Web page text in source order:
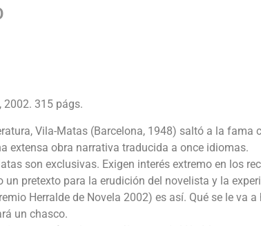
2002. 315 págs.
Vila-Matas (Barcelona, 1948) saltó a la fama
extensa obra narrativa traducida a once idiomas.
son exclusivas. Exigen interés extremo en los
un pretexto para la erudición del novelista y la
Herralde de Novela 2002) es así. Qué se le va
un chasco.